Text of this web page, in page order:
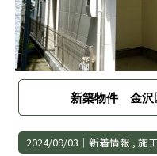
新築物件 金沢
2024/09/03｜ 新着情報 施